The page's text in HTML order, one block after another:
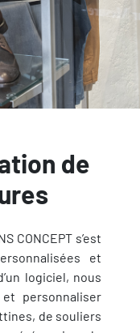
de
CONCEPT s’est
et
logiciel, nous
personnaliser
de souliers